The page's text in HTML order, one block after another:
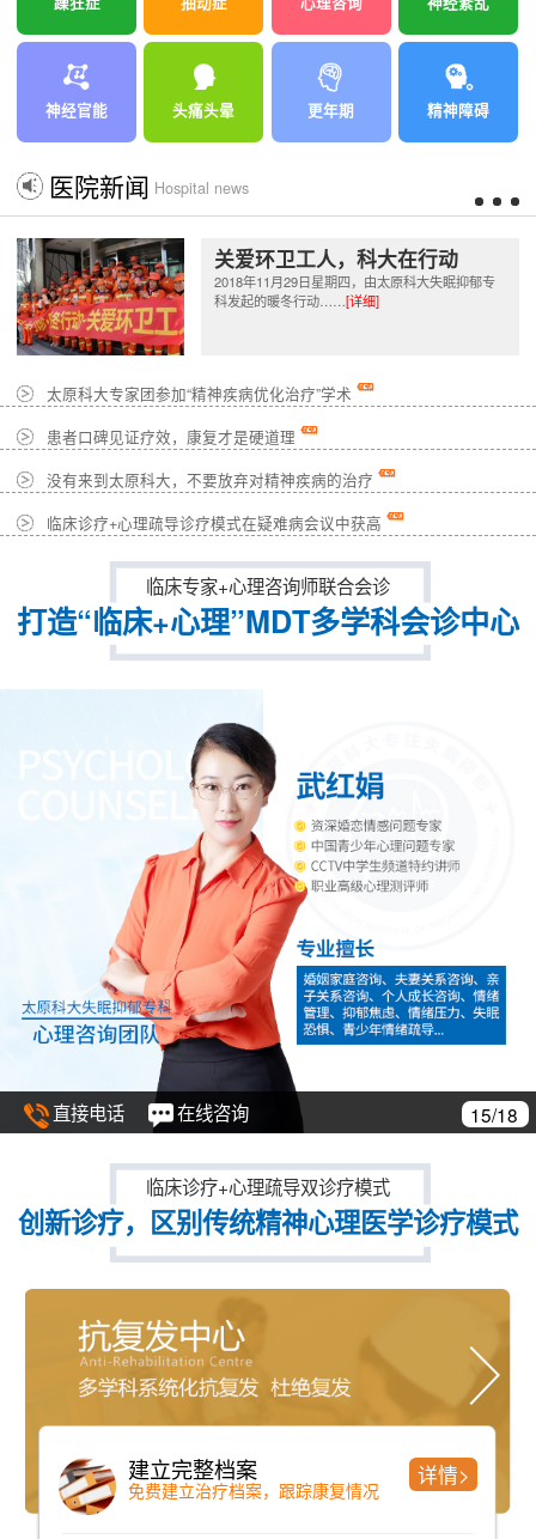
神经官能 头痛头晕 更年期 精神障碍
医院新闻 Hospital news
关爱环卫工人，科大在行动
2018年11月29日星期四，由太原科大失眠抑郁专
科发起的暖冬行动……[详细]
太原科大专家团参加“精神疾病优化治疗”学术
患者口碑见证疗效，康复才是硬道理
没有来到太原科大，不要放弃对精神疾病的治疗
临床诊疗+心理疏导诊疗模式在疑难病会议中获高
临床专家+心理咨询师联合会诊
打造“临床+心理”MDT多学科会诊中心
直接电话 在线咨询 15/18
临床诊疗+心理疏导双诊疗模式
创新诊疗，区别传统精神心理医学诊疗模式
建立完整档案
免费建立治疗档案，跟踪康复情况
详情>